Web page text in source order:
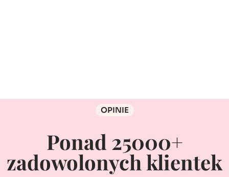
OPINIE
Ponad 25000+
zadowolonych klientek